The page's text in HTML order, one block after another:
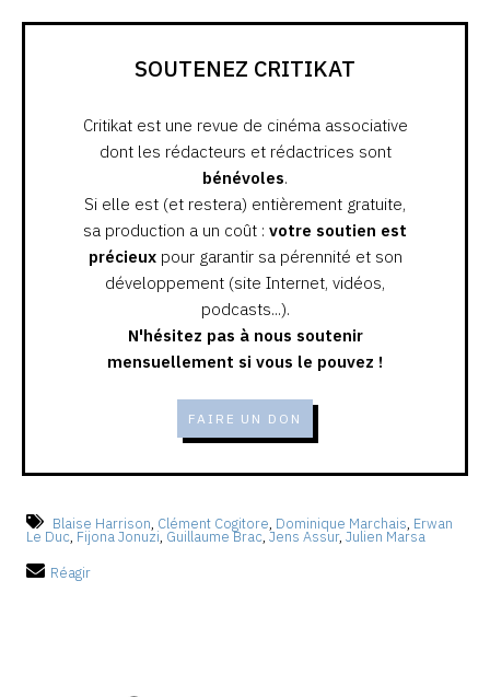
SOUTENEZ CRITIKAT
Critikat est une revue de cinéma associative
dont les rédacteurs et rédactrices sont
bénévoles.
Si elle est (et restera) entièrement gratuite,
sa production a un coût : votre soutien est
précieuxpour garantir sa pérennité et son
développement (site Internet, vidéos,
podcasts...).
N'hésitez pas à nous soutenir
mensuellement si vous le pouvez !
FAIRE UN DON
Blaise Harrison, Clément Cogitore, Dominique Marchais, Erwan
Le Duc, Fijona Jonuzi, Guillaume Brac, Jens Assur, Julien Marsa
Réagir